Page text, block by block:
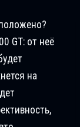
GT: от неё
на